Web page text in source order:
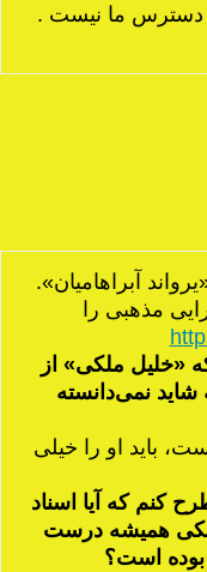
دسترس ما نیست .
آبراهامیان».
مذهبی را
«خلیل ملکی» از
نمی‌دانسته
باید او را خیلی
کنم که آیا اسناد
همیشه درست
بوده است؟